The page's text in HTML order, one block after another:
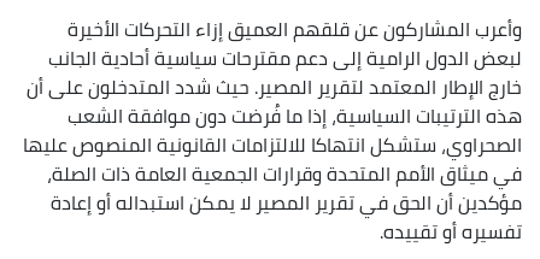
وأعرب المشاركون عن قلقهم العميق إزاء التحركات الأخيرة
لبعض الدول الرامية إلى دعم مقترحات سياسية أحادية الجانب
خارج الإطار المعتمد لتقرير المصير. حيث شدد المتدخلون على أن
هذه الترتيبات السياسية، إذا ما فُرضت دون موافقة الشعب
الصحراوي، ستشكل انتهاكا للالتزامات القانونية المنصوص عليها
في ميثاق الأمم المتحدة وقرارات الجمعية العامة ذات الصلة،
مؤكدين أن الحق في تقرير المصير لا يمكن استبداله أو إعادة
تفسيره أو تقييده.